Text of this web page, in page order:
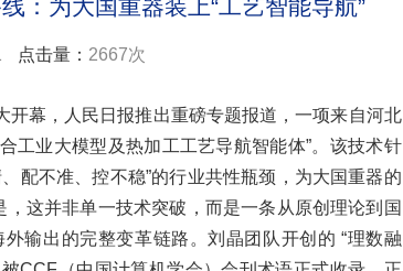
：为大国重器装上“工艺智能导航”
点击量： 2667次
幕，人民日报推出重磅专题报道，一项来自河北
工业大模型及热加工工艺导航智能体”。该技术针
配不准、控不稳”的行业共性瓶颈，为大国重器的
这并非单一技术突破，而是一条从原创理论到国
输出的完整变革链路。刘晶团队开创的 “理数融